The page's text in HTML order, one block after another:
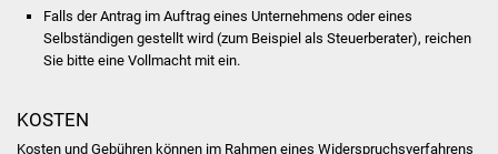
Tourismus
Falls der Antrag im Auftrag eines Unternehmens oder eines
Selbständigen gestellt wird (zum Beispiel als Steuerberater), reichen
Sie bitte eine Vollmacht mit ein.
KOSTEN
Kosten und Gebühren können im Rahmen eines Widerspruchsverfahrens